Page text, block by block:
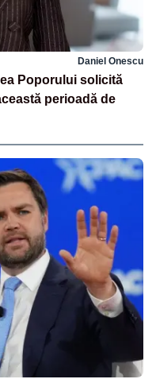
Daniel Onescu
Poporului solicită
perioadă de